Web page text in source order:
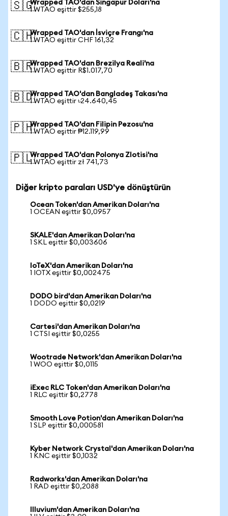
🇸🇬Wrapped TAO'dan Singapur Doları'na
1 WTAO eşittir $255,18
🇨🇭Wrapped TAO'dan İsviçre Frangı'na
1 WTAO eşittir CHF 161,32
🇧🇷Wrapped TAO'dan Brezilya Reali'na
1 WTAO eşittir R$1.017,70
🇧🇩Wrapped TAO'dan Bangladeş Takası'na
1 WTAO eşittir ৳24.640,45
🇵🇭Wrapped TAO'dan Filipin Pezosu'na
1 WTAO eşittir ₱12.119,99
🇵🇱Wrapped TAO'dan Polonya Zlotisi'na
1 WTAO eşittir zł 741,73
Diğer kripto paraları USD'ye dönüştürün
Ocean Token'dan Amerikan Doları'na
1 OCEAN eşittir $0,0957
SKALE'dan Amerikan Doları'na
1 SKL eşittir $0,003606
IoTeX'dan Amerikan Doları'na
1 IOTX eşittir $0,002475
DODO bird'dan Amerikan Doları'na
1 DODO eşittir $0,0219
Cartesi'dan Amerikan Doları'na
1 CTSI eşittir $0,0255
Wootrade Network'dan Amerikan Doları'na
1 WOO eşittir $0,0115
iExec RLC Token'dan Amerikan Doları'na
1 RLC eşittir $0,2778
Smooth Love Potion'dan Amerikan Doları'na
1 SLP eşittir $0,000581
Kyber Network Crystal'dan Amerikan Doları'na
1 KNC eşittir $0,1032
Radworks'dan Amerikan Doları'na
1 RAD eşittir $0,2088
Illuvium'dan Amerikan Doları'na